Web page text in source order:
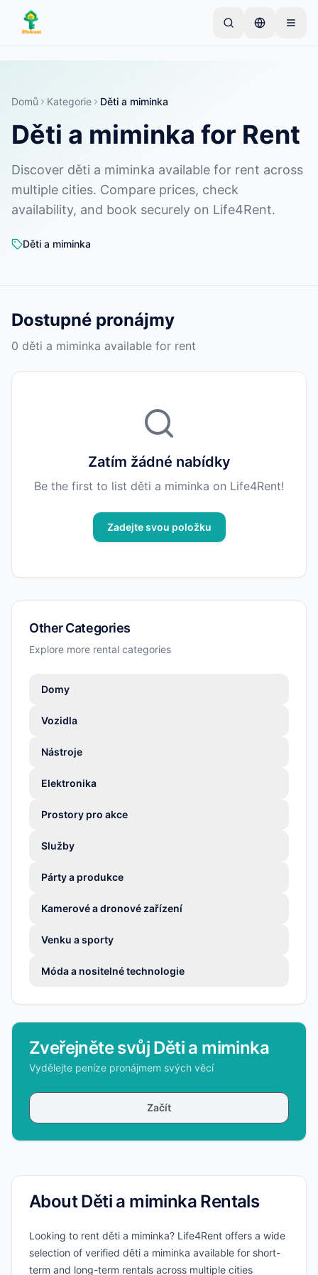
Skip to main content
zveřejní po základní kontrole.
Vytvořte svůj první inzerát Pouze ověřené inzeráty
Domů Kategorie Děti a miminka
Děti a miminka for Rent
Discover děti a miminka available for rent across
multiple cities. Compare prices, check
availability, and book securely on Life4Rent.
Děti a miminka
Dostupné pronájmy
0 děti a miminka available for rent
Zatím žádné nabídky
Be the first to list děti a miminka on Life4Rent!
Zadejte svou položku
Other Categories
Explore more rental categories
Domy
Vozidla
Nástroje
Elektronika
Prostory pro akce
Služby
Párty a produkce
Kamerové a dronové zařízení
Venku a sporty
Móda a nositelné technologie
Zveřejněte svůj Děti a miminka
Vydělejte peníze pronájmem svých věcí
Začít
About Děti a miminka Rentals
Looking to rent děti a miminka? Life4Rent offers a wide
selection of verified děti a miminka available for short-
term and long-term rentals across multiple cities